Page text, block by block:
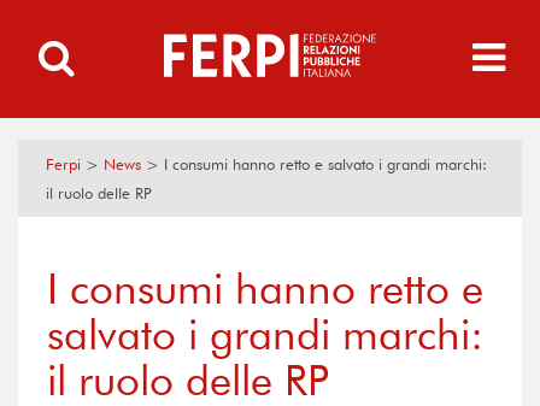
Ferpi > News > I consumi hanno retto e salvato i grandi marchi:
il ruolo delle RP
I consumi hanno retto e
salvato i grandi marchi:
il ruolo delle RP